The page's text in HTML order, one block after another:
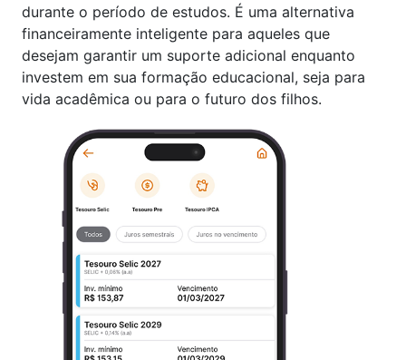
durante o período de estudos. É uma alternativa
financeiramente inteligente para aqueles que
desejam garantir um suporte adicional enquanto
investem em sua formação educacional, seja para
vida acadêmica ou para o futuro dos filhos.